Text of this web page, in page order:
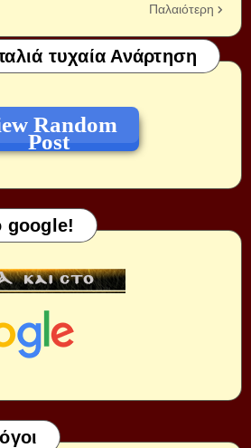
Παλαιότερη
τυχαία Ανάρτηση
Random
Post
google!